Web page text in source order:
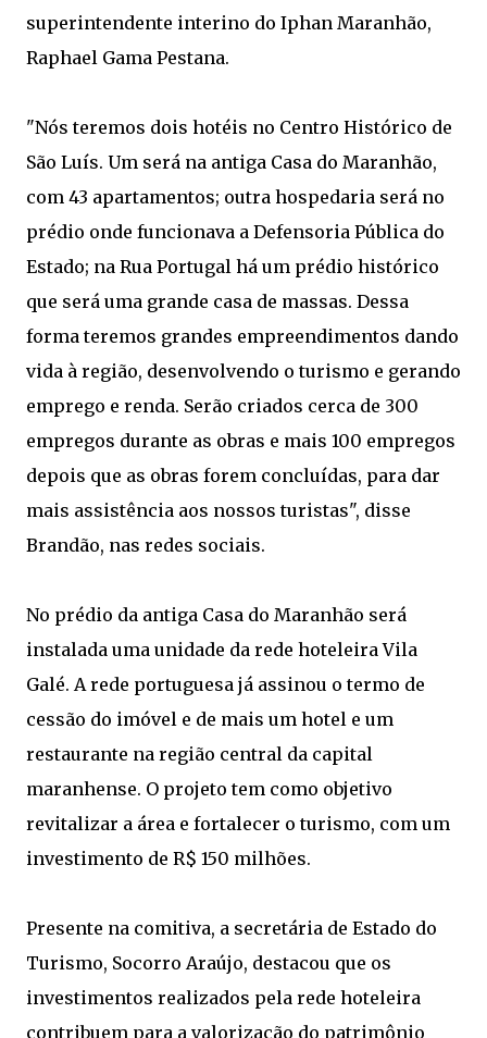
superintendente interino do Iphan Maranhão,
Raphael Gama Pestana.
"Nós teremos dois hotéis no Centro Histórico de
São Luís. Um será na antiga Casa do Maranhão,
com 43 apartamentos; outra hospedaria será no
prédio onde funcionava a Defensoria Pública do
Estado; na Rua Portugal há um prédio histórico
que será uma grande casa de massas. Dessa
forma teremos grandes empreendimentos dando
vida à região, desenvolvendo o turismo e gerando
emprego e renda. Serão criados cerca de 300
empregos durante as obras e mais 100 empregos
depois que as obras forem concluídas, para dar
mais assistência aos nossos turistas", disse
Brandão, nas redes sociais.
No prédio da antiga Casa do Maranhão será
instalada uma unidade da rede hoteleira Vila
Galé. A rede portuguesa já assinou o termo de
cessão do imóvel e de mais um hotel e um
restaurante na região central da capital
maranhense. O projeto tem como objetivo
revitalizar a área e fortalecer o turismo, com um
investimento de R$ 150 milhões.
Presente na comitiva, a secretária de Estado do
Turismo, Socorro Araújo, destacou que os
investimentos realizados pela rede hoteleira
contribuem para a valorização do patrimônio